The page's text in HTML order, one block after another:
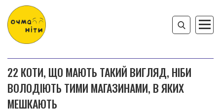
22 КОТИ, ЩО МАЮТЬ ТАКИЙ ВИГЛЯД, НІБИ
ВОЛОДІЮТЬ ТИМИ МАГАЗИНАМИ, В ЯКИХ
МЕШКАЮТЬ